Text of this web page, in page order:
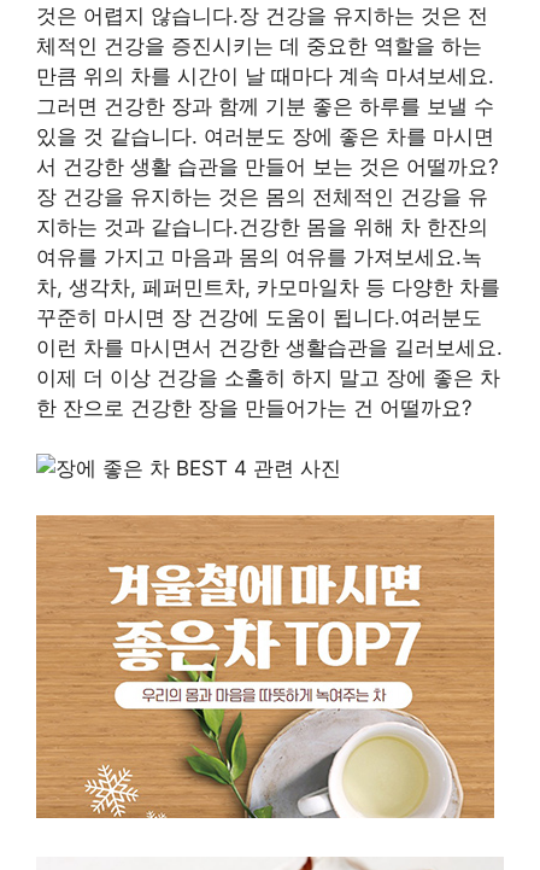
것은 어렵지 않습니다.장 건강을 유지하는 것은 전
체적인 건강을 증진시키는 데 중요한 역할을 하는
만큼 위의 차를 시간이 날 때마다 계속 마셔보세요.
그러면 건강한 장과 함께 기분 좋은 하루를 보낼 수
있을 것 같습니다. 여러분도 장에 좋은 차를 마시면
서 건강한 생활 습관을 만들어 보는 것은 어떨까요?
장 건강을 유지하는 것은 몸의 전체적인 건강을 유
지하는 것과 같습니다.건강한 몸을 위해 차 한잔의
여유를 가지고 마음과 몸의 여유를 가져보세요.녹
차, 생각차, 페퍼민트차, 카모마일차 등 다양한 차를
꾸준히 마시면 장 건강에 도움이 됩니다.여러분도
이런 차를 마시면서 건강한 생활습관을 길러보세요.
이제 더 이상 건강을 소홀히 하지 말고 장에 좋은 차
한 잔으로 건강한 장을 만들어가는 건 어떨까요?